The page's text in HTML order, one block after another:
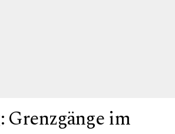
im